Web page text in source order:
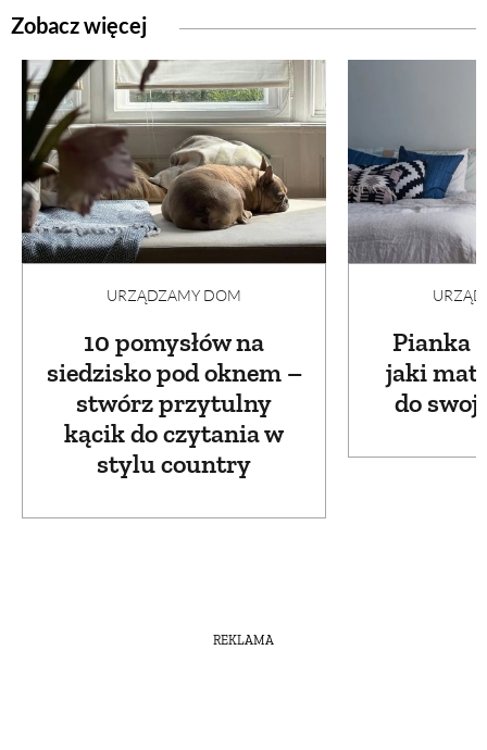
Zobacz więcej
URZĄDZAMY DOM
10 pomysłów na
siedzisko pod oknem –
stwórz przytulny
kącik do czytania w
stylu country
Pianka
jaki
do
REKLAMA